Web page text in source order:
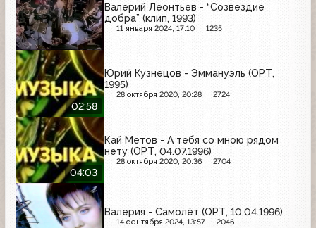
Валерий Леонтьев - “Созвездие
добра” (клип, 1993)
11 января 2024, 17:10 1235
02:58
Юрий Кузнецов - Эммануэль (ОРТ,
1995)
28 октября 2020, 20:28 2724
04:03
Кай Метов - А тебя со мною рядом
нету (ОРТ, 04.07.1996)
28 октября 2020, 20:36 2704
Валерия - Самолёт (ОРТ, 10.04.1996)
14 сентября 2024, 13:57 2046